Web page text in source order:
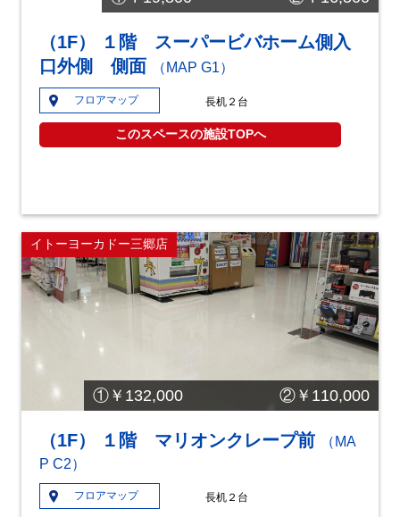
（1F） １階 スーパービバホーム側入
口外側 側面
（MAP G1）
フロアマップ 長机２台
このスペースの施設TOPへ
イトーヨーカドー三郷店
①￥132,000 ②￥110,000
（1F） １階 マリオンクレープ前
（MA
P C2）
フロアマップ 長机２台